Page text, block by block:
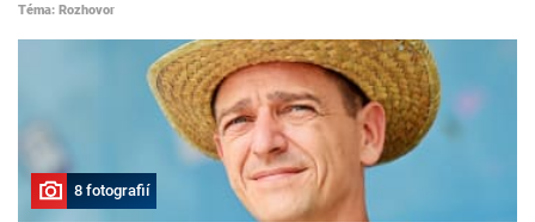
Téma: Rozhovor
8 fotografií